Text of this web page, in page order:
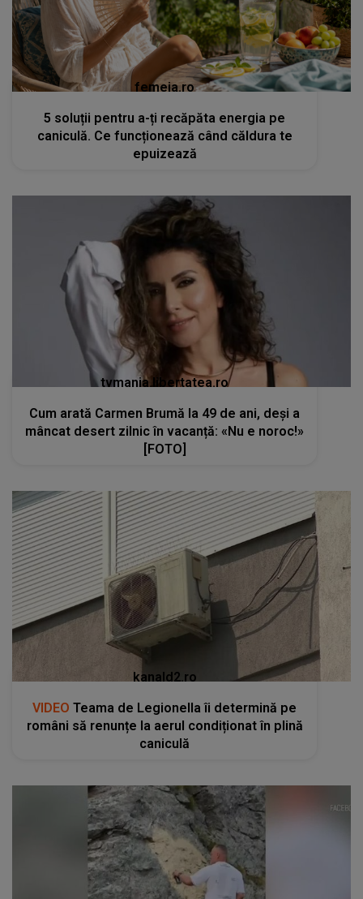
femeia.ro
5 soluții pentru a-ți recăpăta energia pe
caniculă. Ce funcționează când căldura te
epuizează
tvmania.libertatea.ro
Cum arată Carmen Brumă la 49 de ani, deși a
mâncat desert zilnic în vacanță: «Nu e noroc!»
[FOTO]
kanald2.ro
VIDEO Teama de Legionella îi determină pe
români să renunțe la aerul condiționat în plină
caniculă